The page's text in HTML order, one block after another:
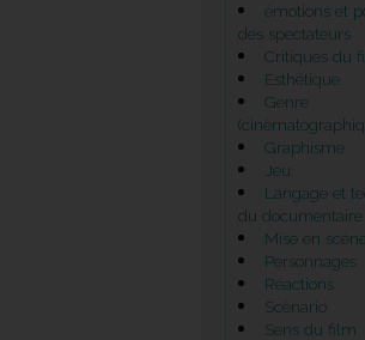
émotions et
des spectateurs
Critiques du
Esthétique
Genre
Graphisme
Jeu
Langage et
du documentaire
Mise en
Personnages
Réactions
Scénario
Sens du film